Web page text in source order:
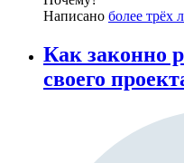
Написано более трёх
Как законно
своего